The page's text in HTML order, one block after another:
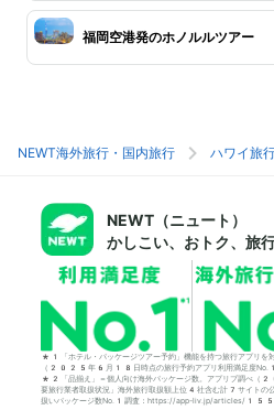
福岡空港発のホノルルツアー
NEWT海外旅行・国内旅行 ハワイ旅
NEWT（ニュート）
かしこい、おトク、旅
*1「ホテル・パッケージツアー予約」機能を持つ旅行アプリを
（2025年6月18日時点の旅行予約アプリ利用満足度No.1
*2「品揃え」＝個人向け海外パッケージ数。アプリブ調
要旅行業者取扱状況」海外旅行取扱額上位4社含む計7サイトの
扱いパッケージ数No.1調査：https://app-liv.jp/articles/